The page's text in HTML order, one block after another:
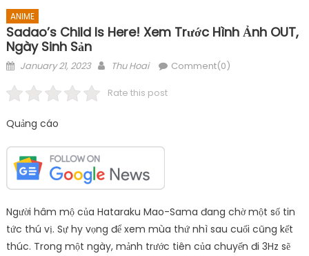
ANIME
Sadao’s Child Is Here! Xem Trước Hình Ảnh OUT,
Ngày Sinh Sản
Posted
January 21, 2023 Author
Thu Hoai Comment(0)
Rate this post
Quảng cáo
Người hâm mộ của Hataraku Mao-Sama đang chờ một số tin
tức thú vị. Sự hy vọng để xem mùa thứ nhì sau cuối cũng kết
thúc. Trong một ngày, mảnh trước tiên của chuyến đi 3Hz sẽ